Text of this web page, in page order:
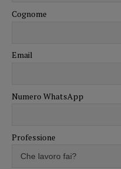
Cognome
Email
Numero WhatsApp
Professione